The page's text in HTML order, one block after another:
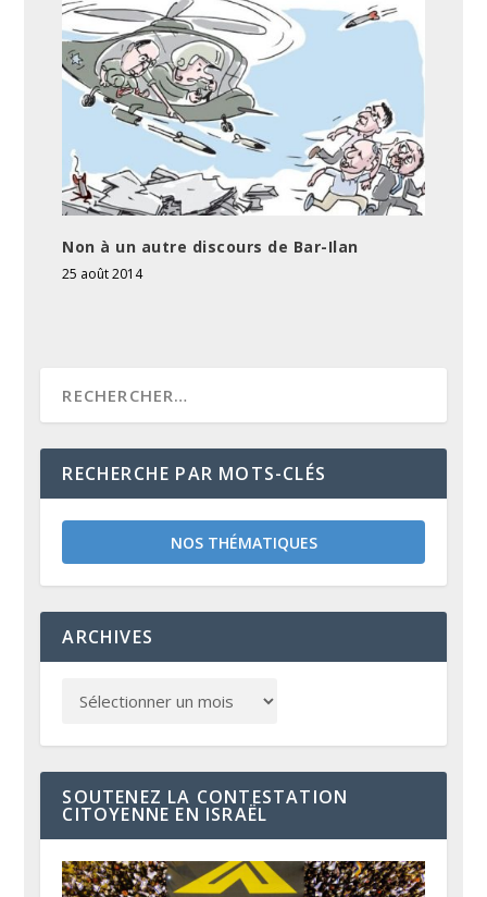
Non à un autre discours de Bar-Ilan
25 août 2014
RECHERCHE PAR MOTS-CLÉS
NOS THÉMATIQUES
ARCHIVES
SOUTENEZ LA CONTESTATION
CITOYENNE EN ISRAËL